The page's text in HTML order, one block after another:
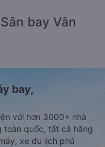
bay Vân
bay,
với hơn 3000+ nhà
quốc, tất cả hãng
xe du lịch phủ